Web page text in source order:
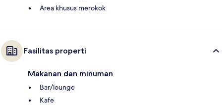
Area khusus merokok
Fasilitas properti
Makanan dan minuman
Bar/lounge
Kafe